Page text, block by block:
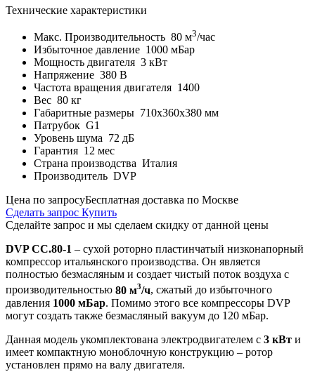
Технические характеристики
Макс. Производительность 80 м3/час
Избыточное давление 1000 мБар
Мощность двигателя 3 кВт
Напряжение 380 В
Частота вращения двигателя 1400
Вес 80 кг
Габаритные размеры 710x360x380 мм
Патрубок G1
Уровень шума 72 дБ
Гарантия 12 мес
Страна производства Италия
Производитель DVP
Цена по запросуБесплатная доставка по Москве
Сделать запрос Купить
Сделайте запрос и мы сделаем скидку от данной цены
DVP CC.80-1 – сухой роторно пластинчатый низконапорный
компрессор итальянского производства. Он является
полностью безмасляным и создает чистый поток воздуха с
производительностью 80 м3/ч, сжатый до избыточного
давления 1000 мБар. Помимо этого все компрессоры DVP
могут создать также безмасляный вакуум до 120 мБар.
Данная модель укомплектована электродвигателем с 3 кВт и
имеет компактную моноблочную конструкцию – ротор
установлен прямо на валу двигателя.